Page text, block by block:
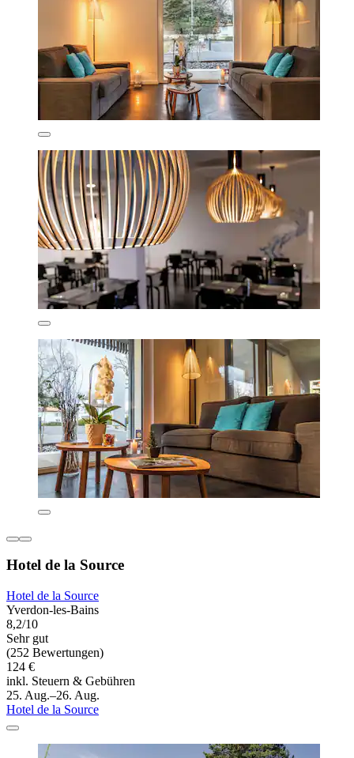
Hotel de la Source
Hotel de la Source
Yverdon-les-Bains
8,2/10
Sehr gut
(252 Bewertungen)
124 €
inkl. Steuern & Gebühren
25. Aug.–26. Aug.
Hotel de la Source